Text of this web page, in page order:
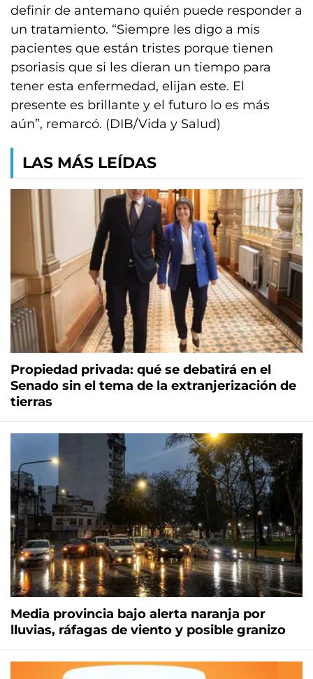
definir de antemano quién puede responder a
un tratamiento. “Siempre les digo a mis
pacientes que están tristes porque tienen
psoriasis que si les dieran un tiempo para
tener esta enfermedad, elijan este. El
presente es brillante y el futuro lo es más
aún”, remarcó. (DIB/Vida y Salud)
LAS MÁS LEÍDAS
Propiedad privada: qué se debatirá en el
Senado sin el tema de la extranjerización de
tierras
Media provincia bajo alerta naranja por
lluvias, ráfagas de viento y posible granizo